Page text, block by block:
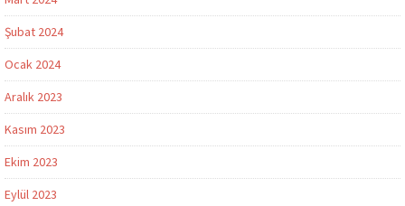
Şubat 2024
Ocak 2024
Aralık 2023
Kasım 2023
Ekim 2023
Eylül 2023